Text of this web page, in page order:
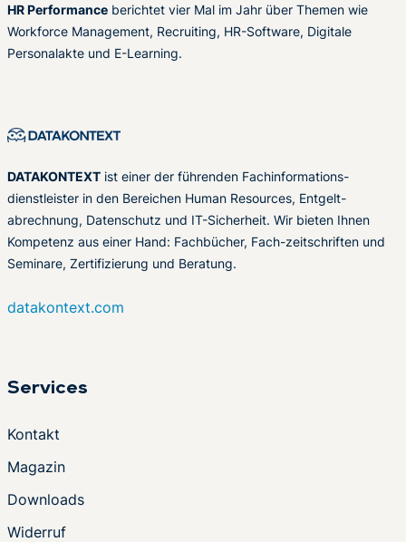
HR Performance berichtet vier Mal im Jahr über Themen wie
Workforce Management, Recruiting, HR-Software, Digitale
Personalakte und E-Learning.
DATAKONTEXT ist einer der führenden Fachinformations-
dienstleister in den Bereichen Human Resources, Entgelt-
abrechnung, Datenschutz und IT-Sicherheit. Wir bieten Ihnen
Kompetenz aus einer Hand: Fachbücher, Fach-zeitschriften und
Seminare, Zertifizierung und Beratung.
datakontext.com
Services
Kontakt
Magazin
Downloads
Widerruf